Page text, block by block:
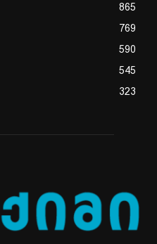
865
769
590
545
323